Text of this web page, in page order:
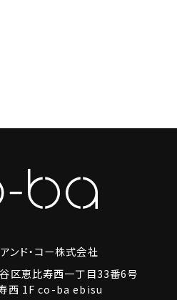
ンド・コー株式会社
区恵比寿西一丁目33番6号
西 1F co-ba ebisu